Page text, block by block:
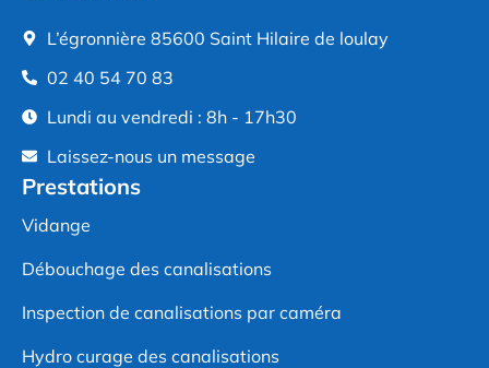
L’égronnière 85600 Saint Hilaire de loulay
02 40 54 70 83
Lundi au vendredi : 8h - 17h30
Laissez-nous un message
Prestations
Vidange
Débouchage des canalisations
Inspection de canalisations par caméra
Hydro curage des canalisations